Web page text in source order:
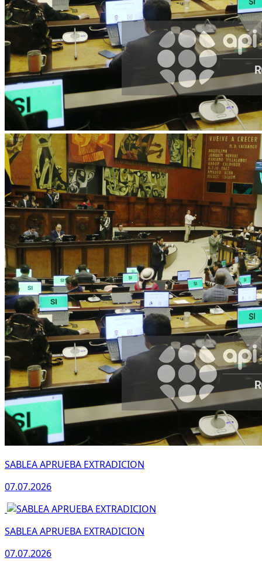
SABLEA APRUEBA EXTRADICION
07.07.2026
SABLEA APRUEBA EXTRADICION
07.07.2026